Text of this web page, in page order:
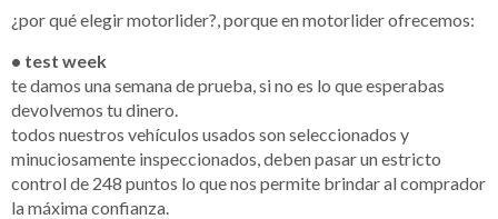
¿por qué elegir motorlider?, porque en motorlider ofrecemos:
• test week
te damos una semana de prueba, si no es lo que esperabas
devolvemos tu dinero.
todos nuestros vehículos usados son seleccionados y
minuciosamente inspeccionados, deben pasar un estricto
control de 248 puntos lo que nos permite brindar al comprador
la máxima confianza.